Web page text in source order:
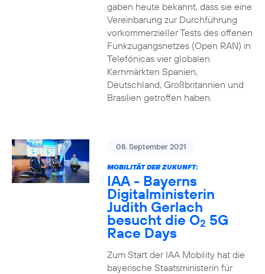
gaben heute bekannt, dass sie eine
Vereinbarung zur Durchführung
vorkommerzieller Tests des offenen
Funkzugangsnetzes (Open RAN) in
Telefónicas vier globalen
Kernmärkten Spanien,
Deutschland, Großbritannien und
Brasilien getroffen haben.
08. September 2021
MOBILITÄT DER ZUKUNFT:
IAA - Bayerns
Digitalministerin
Judith Gerlach
besucht die O2 5G
Race Days
Zum Start der IAA Mobility hat die
bayerische Staatsministerin für